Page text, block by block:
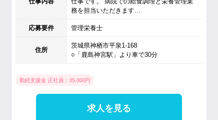
務を担当いただきます…
応募要件 管理栄養士
住所
茨城県神栖市平泉1-168
○「鹿島神宮駅」より車で30分
勤続支援金 正社員：35,000円
求人を見る